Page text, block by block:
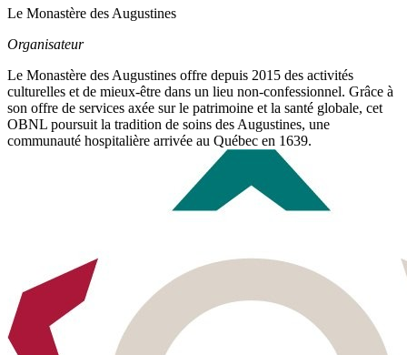
Le Monastère des Augustines
Organisateur
Le Monastère des Augustines offre depuis 2015 des activités
culturelles et de mieux-être dans un lieu non-confessionnel. Grâce à
son offre de services axée sur le patrimoine et la santé globale, cet
OBNL poursuit la tradition de soins des Augustines, une
communauté hospitalière arrivée au Québec en 1639.